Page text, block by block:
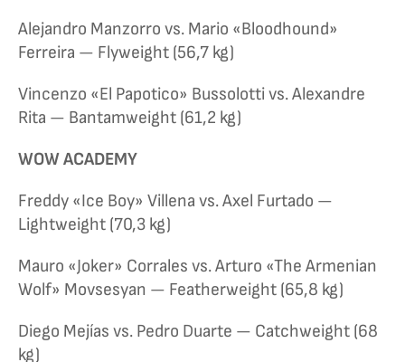
Alejandro Manzorro vs. Mario «Bloodhound»
Ferreira — Flyweight (56,7 kg)
Vincenzo «El Papotico» Bussolotti vs. Alexandre
Rita — Bantamweight (61,2 kg)
WOW ACADEMY
Freddy «Ice Boy» Villena vs. Axel Furtado —
Lightweight (70,3 kg)
Mauro «Joker» Corrales vs. Arturo «The Armenian
Wolf» Movsesyan — Featherweight (65,8 kg)
Diego Mejías vs. Pedro Duarte — Catchweight (68
kg)